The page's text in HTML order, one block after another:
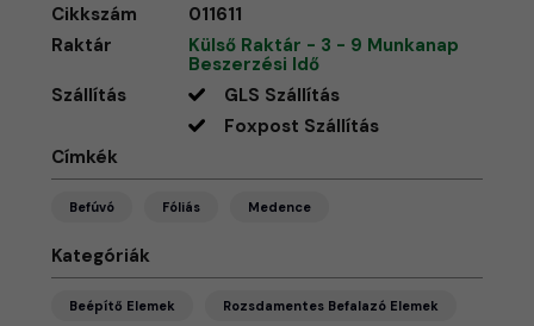
Cikkszám
011611
Raktár
Külső Raktár - 3 - 9 Munkanap
Beszerzési Idő
Szállítás
GLS Szállítás
Foxpost Szállítás
Címkék
Befúvó Fóliás Medence
Kategóriák
Beépítő Elemek Rozsdamentes Befalazó Elemek